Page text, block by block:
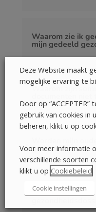
Waarom zie ik
mijn gedeeld
Waarom zijn
gedeeld?
Wat kan ik met
Deze Website maakt
mogelijke ervaring te
Door op
gebruik van cookies in
beheren, klikt u op
Voor meer informatie
verschillende soorten
klikt u op Cookiebeleid
Cookie instellingen